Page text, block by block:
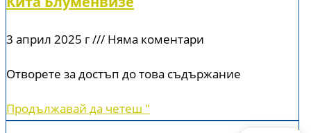
3 април 2025 г Няма коментари
Отворете за достъп до това съдържание
Продължавай да четеш "